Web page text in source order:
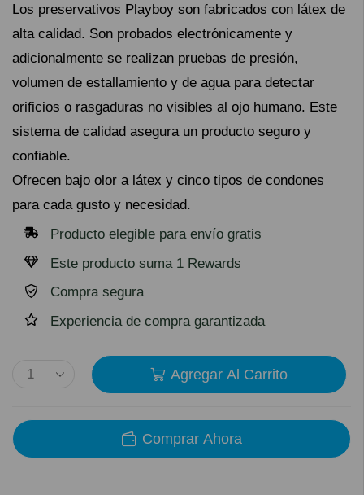
Los preservativos Playboy son fabricados con látex de
alta calidad. Son probados electrónicamente y
adicionalmente se realizan pruebas de presión,
volumen de estallamiento y de agua para detectar
orificios o rasgaduras no visibles al ojo humano. Este
sistema de calidad asegura un producto seguro y
confiable.
Ofrecen bajo olor a látex y cinco tipos de condones
para cada gusto y necesidad.
Producto elegible para envío gratis
Este producto suma 1 Rewards
Compra segura
Experiencia de compra garantizada
Agregar Al Carrito
Comprar Ahora